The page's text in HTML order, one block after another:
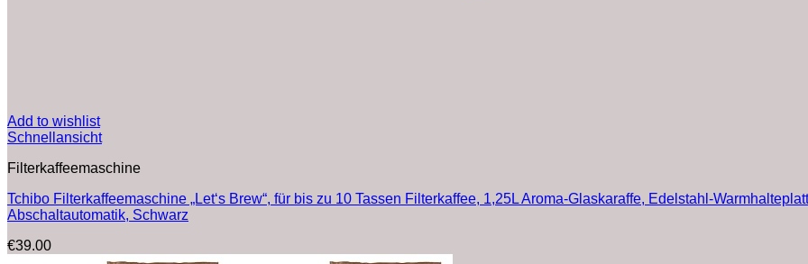
Add to wishlist
Schnellansicht
Filterkaffeemaschine
Tchibo Filterkaffeemaschine „Let‘s Brew“, für bis zu 10 Tassen Filterkaffee, 1,25L Aroma-Glaskaraffe, Edelstahl-
Abschaltautomatik, Schwarz
€39.00